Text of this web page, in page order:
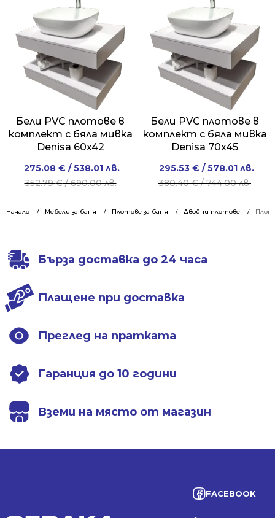
Начало Мебели за баня Плотове за баня Двойни плотове
/
906.00 лв..
/
698.00 лв..
/
664.00 лв..
/
518.00 лв..
Бели PVC плотове в
комплект с бяла мивка
Denisa 60x42
352.79€/ 690.00 лв.
Original
price
352.79 €
275.08 € / 538.01 лв.
Current
price
275.08 €
Бели PVC плотове в
комплект с бяла мивка
Denisa 70x45
380.40€/ 744.00 лв.
Original
price
380.40 €
295.53 € / 578.01 лв.
Current
price
295.53 €
Бърза доставка до 24 часа
Плащене при доставка
Преглед на пратката
Гаранция до 10 години
Вземи на място от магазин
FACEBOOK